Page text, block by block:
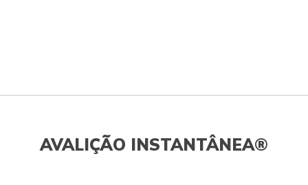
AVALIÇÃO INSTANTÂNEA®